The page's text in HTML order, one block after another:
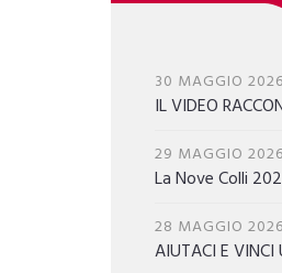
30 MAGGIO 2026
IL VIDEO
29 MAGGIO 2026
La Nove Colli
28 MAGGIO 2026
AIUTACI E VINCI